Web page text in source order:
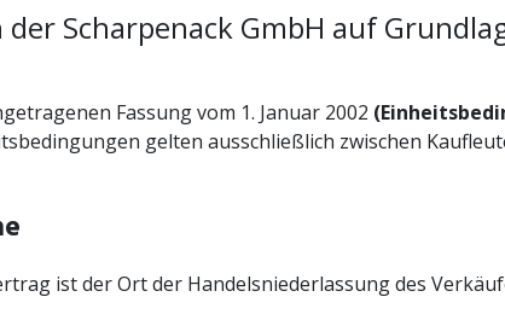
Scharpenack GmbH auf
Fassung vom 1. Januar 2002
gelten ausschließlich zwischen
ist der Ort der Handelsniederlassung des